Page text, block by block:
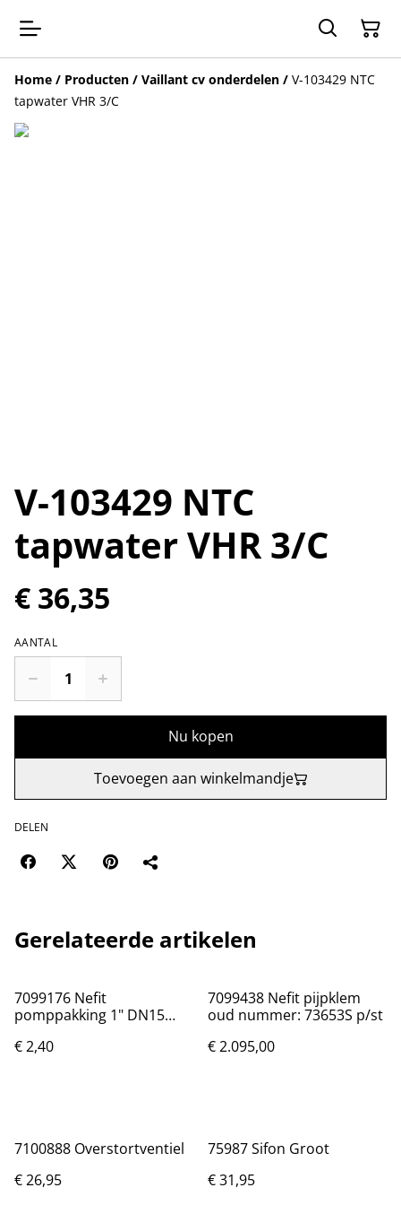
Home / Producten / Vaillant cv onderdelen / V-103429 NTC
tapwater VHR 3/C
V-103429 NTC
tapwater VHR 3/C
€ 36,35
AANTAL
Nu kopen
Toevoegen aan winkelmandje
DELEN
Gerelateerde artikelen
7099176 Nefit
pomppakking 1" DN15
€ 2,40
7099438 Nefit pijpklem
oud nummer: 73653S p/st
€ 2.095,00
7100888 Overstortventiel
€ 26,95
75987 Sifon Groot
€ 31,95